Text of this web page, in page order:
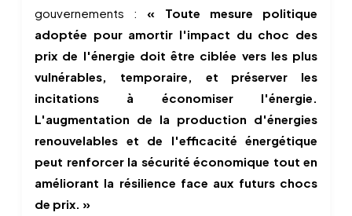
gouvernements : « Toute mesure politique
adoptée pour amortir l'impact du choc des
prix de l'énergie doit être ciblée vers les plus
vulnérables, temporaire, et préserver les
incitations à économiser l'énergie.
L'augmentation de la production d'énergies
renouvelables et de l'efficacité énergétique
peut renforcer la sécurité économique tout en
améliorant la résilience face aux futurs chocs
de prix. »